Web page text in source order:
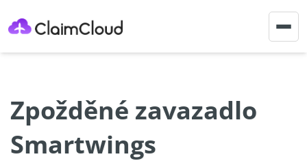
Zpožděné zavazadlo
Smartwings